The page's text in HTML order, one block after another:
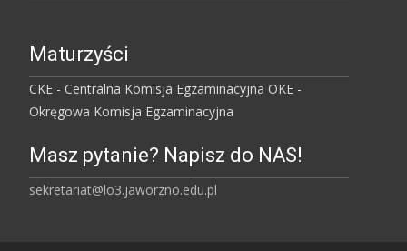
Maturzyści
CKE - Centralna Komisja Egzaminacyjna OKE -
Okręgowa Komisja Egzaminacyjna
Masz pytanie? Napisz do NAS!
sekretariat@lo3.jaworzno.edu.pl